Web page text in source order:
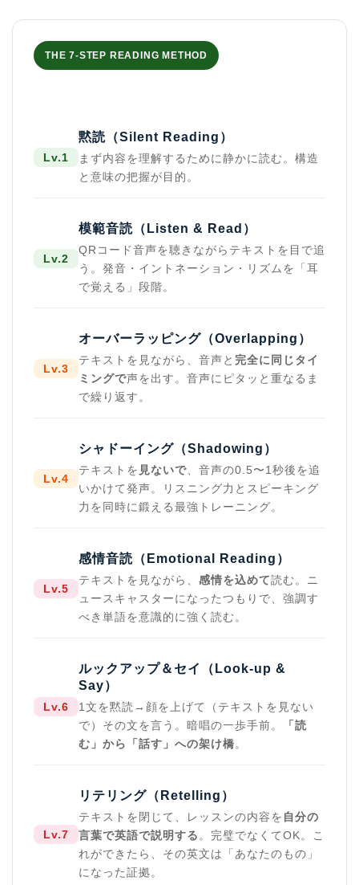
THE 7-STEP READING METHOD
Lv.1
黙読（Silent Reading）
まず内容を理解するために静かに読む。構造
と意味の把握が目的。
Lv.2
模範音読（Listen & Read）
QRコード音声を聴きながらテキストを目で追
う。発音・イントネーション・リズムを「耳
で覚える」段階。
Lv.3
オーバーラッピング（Overlapping）
テキストを見ながら、音声と 完全に同じタイ
ミングで声を出す。音声にピタッと重なるま
で繰り返す。
Lv.4
シャドーイング（Shadowing）
テキストを 見ないで 、音声の0.5〜1秒後を追
いかけて発声。リスニング力とスピーキング
力を同時に鍛える最強トレーニング。
Lv.5
感情音読（Emotional Reading）
テキストを見ながら、 感情を込めて読む。ニ
ュースキャスターになったつもりで、強調す
べき単語を意識的に強く読む。
Lv.6
ルックアップ＆セイ（Look-up &
Say）
1文を黙読→顔を上げて（テキストを見ない
で）その文を言う。暗唱の一歩手前。
「読
む」から「話す」への架け橋。
Lv.7
リテリング（Retelling）
テキストを閉じて、レッスンの内容を 自分の
言葉で英語で説明する 。完璧でなくてOK。こ
れができたら、その英文は「あなたのもの」
になった証拠。